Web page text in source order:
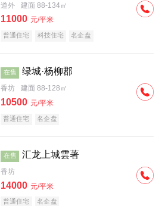
道外 建面 88-134㎡
11000 元/平米
普通住宅 科技住宅 名企盘
在售 绿城·杨柳郡
香坊 建面 88-128㎡
10500 元/平米
普通住宅 名企盘
在售 汇龙上城雲著
香坊
14000 元/平米
普通住宅 名企盘